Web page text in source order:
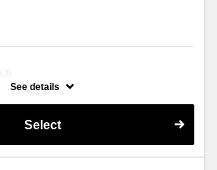
み
択ください。
料金を頂戴いたします。
See details
Select